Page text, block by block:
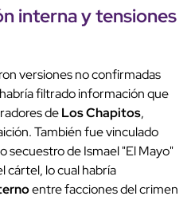
internay tensiones
versiones no confirmadas
filtrado información que
deLos Chapitos,
También fue vinculado
secuestro de Ismael "El Mayo"
cártel, lo cual habría
entre facciones del crimen